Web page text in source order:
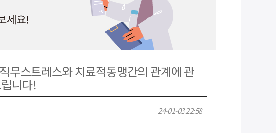
무스트레스와 치료적동맹간의 관계에 관
니다!
24-01-03 22:58